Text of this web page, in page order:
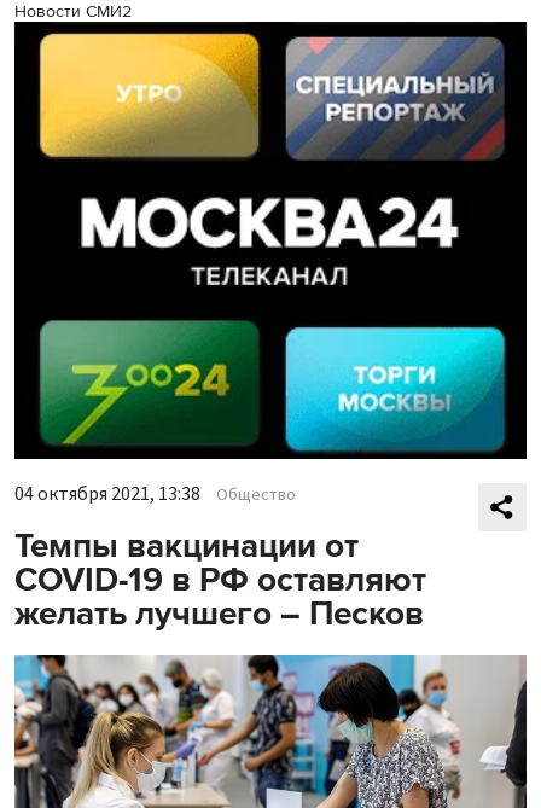
Новости СМИ2
04 октября 2021, 13:38 Общество
Темпы вакцинации от
COVID-19 в РФ оставляют
желать лучшего – Песков